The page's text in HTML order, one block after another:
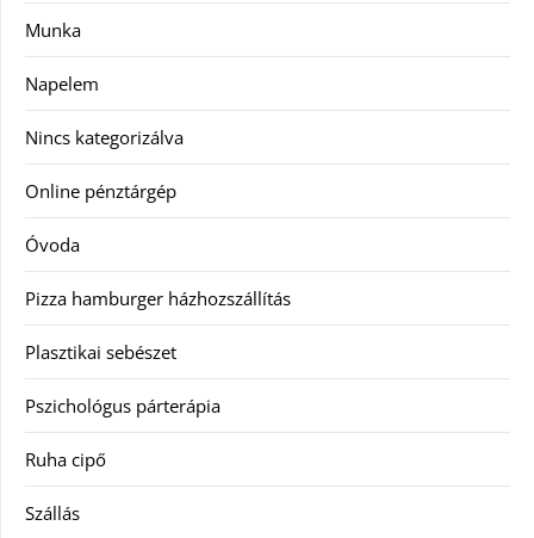
Munka
Napelem
Nincs kategorizálva
Online pénztárgép
Óvoda
Pizza hamburger házhozszállítás
Plasztikai sebészet
Pszichológus párterápia
Ruha cipő
Szállás